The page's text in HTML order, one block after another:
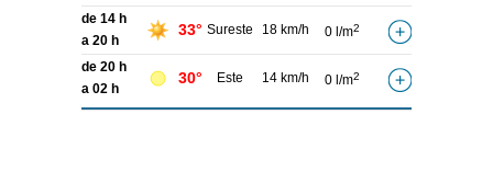
de 14 h
a 20 h
33° Sureste 18 km/h 0 l/m2
de 20 h
a 02 h
30° Este 14 km/h 0 l/m2